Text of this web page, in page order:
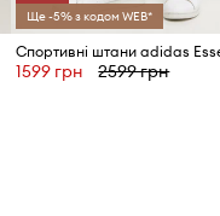
Ще -5% з кодом WEB*
Спортивні штани adidas
1599 грн 2599 грн